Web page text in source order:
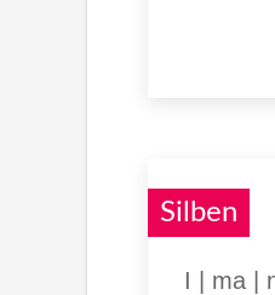
Silben
I | ma |